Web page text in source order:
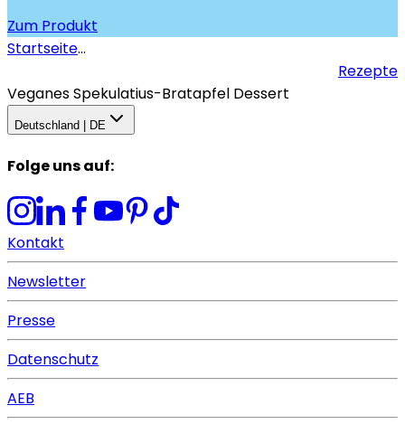
Zum Produkt
Startseite...
Rezepte
Veganes Spekulatius-Bratapfel Dessert
Deutschland | DE
Folge uns auf:
Kontakt
Newsletter
Presse
Datenschutz
AEB